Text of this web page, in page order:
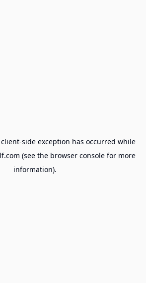
client-side exception has occurred while
(see the browser consolefor more
information).